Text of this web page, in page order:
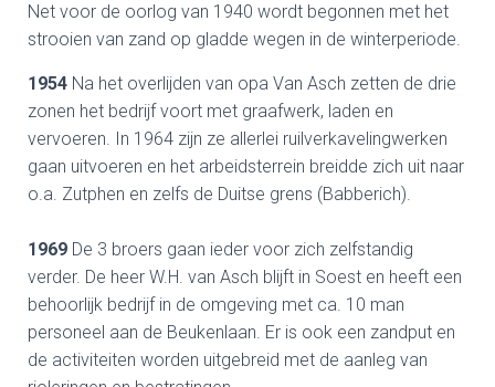
Net voor de oorlog van 1940 wordt begonnen met het
strooien van zand op gladde wegen in de winterperiode.
1954 Na het overlijden van opa Van Asch zetten de drie
zonen het bedrijf voort met graafwerk, laden en
vervoeren. In 1964 zijn ze allerlei ruilverkavelingwerken
gaan uitvoeren en het arbeidsterrein breidde zich uit naar
o.a. Zutphen en zelfs de Duitse grens (Babberich).
1969 De 3 broers gaan ieder voor zich zelfstandig
verder. De heer W.H. van Asch blijft in Soest en heeft een
behoorlijk bedrijf in de omgeving met ca. 10 man
personeel aan de Beukenlaan. Er is ook een zandput en
de activiteiten worden uitgebreid met de aanleg van